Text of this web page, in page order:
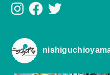
InstagramFacebook
Twitter